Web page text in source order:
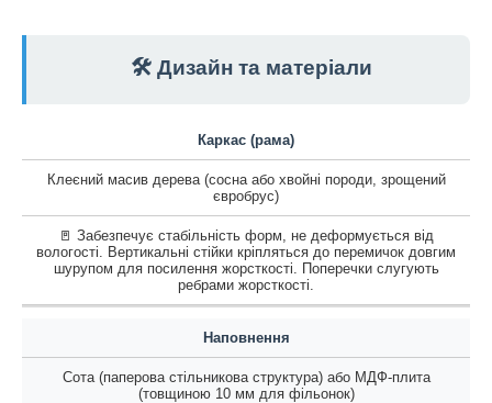
🛠️ Дизайн та матеріали
Каркас (рама)
Клеєний масив дерева (сосна або хвойні породи, зрощений
євробрус)
🚪 Забезпечує стабільність форм, не деформується від
вологості. Вертикальні стійки кріпляться до перемичок довгим
шурупом для посилення жорсткості. Поперечки слугують
ребрами жорсткості.
Наповнення
Сота (паперова стільникова структура) або МДФ-плита
(товщиною 10 мм для фільонок)